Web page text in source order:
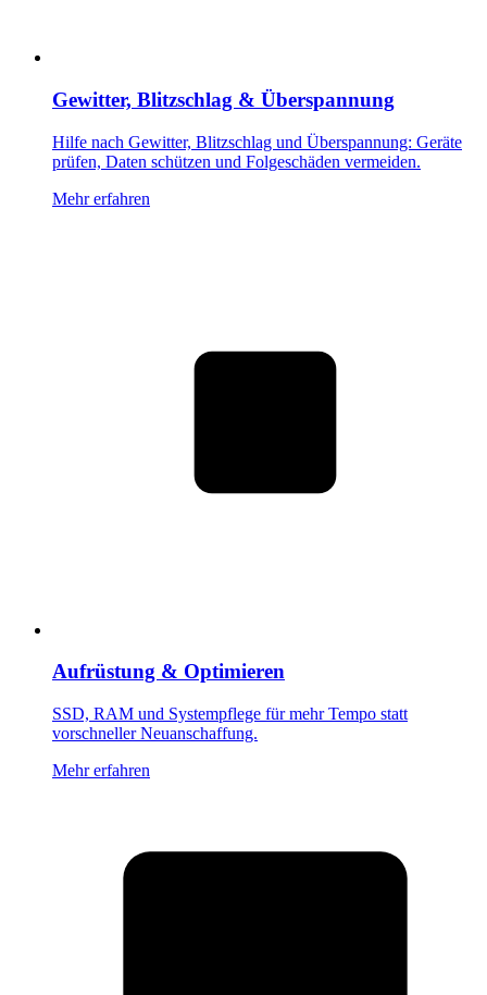
Gewitter, Blitzschlag & Überspannung
Hilfe nach Gewitter, Blitzschlag und Überspannung: Geräte
prüfen, Daten schützen und Folgeschäden vermeiden.
Mehr erfahren
Aufrüstung & Optimieren
SSD, RAM und Systempflege für mehr Tempo statt
vorschneller Neuanschaffung.
Mehr erfahren